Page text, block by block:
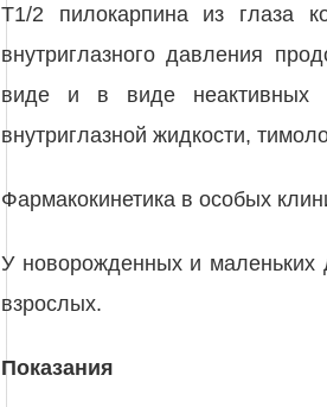
T1/2 пилокарпина из глаза
внутриглазного давления
виде и в виде неактивных
внутриглазной жидкости,
Фармакокинетика в особых
У новорожденных и маленьких
взрослых.
Показания